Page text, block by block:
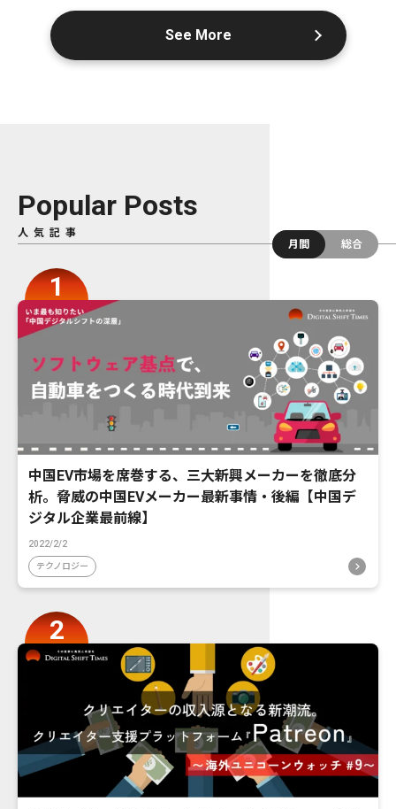
See More
Popular Posts
人気記事
月間
総合
中国EV市場を席巻する、三大新興メーカーを徹底分
析。脅威の中国EVメーカー最新事情・後編【中国デ
ジタル企業最前線】
2022/2/2
テクノロジー